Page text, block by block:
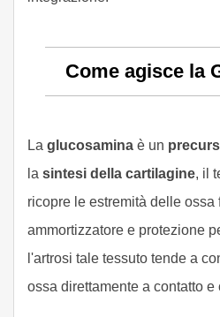
Come agisce la
La glucosamina è un
la sintesi della cartilagine, il
ricopre le estremità delle
ammortizzatore e protezione
l'artrosi tale tessuto tende a
ossa direttamente a contatto e